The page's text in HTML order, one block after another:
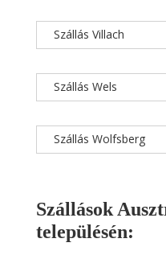
Szállás Villach
Szállás Wels
Szállás Wolfsberg
Szállások
településén: